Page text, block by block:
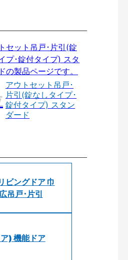
アウトセット吊戸･
片引(錠なしタイプ･
錠付タイプ) スタン
ダード
ビングドア 巾
吊戸･片引
) 機能ドア